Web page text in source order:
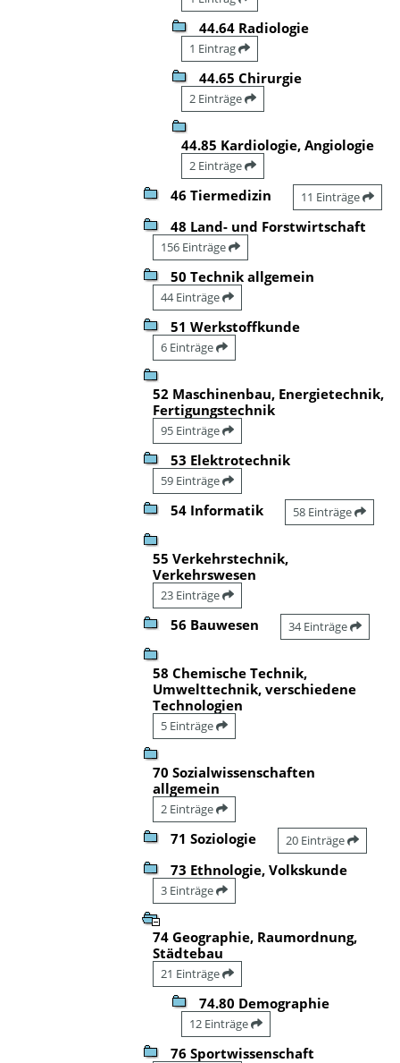
44.64 Radiologie
1 Eintrag
44.65 Chirurgie
2 Einträge
44.85 Kardiologie, Angiologie
2 Einträge
46 Tiermedizin 11 Einträge
48 Land- und Forstwirtschaft
156 Einträge
50 Technik allgemein
44 Einträge
51 Werkstoffkunde
6 Einträge
52 Maschinenbau, Energietechnik,
Fertigungstechnik
95 Einträge
53 Elektrotechnik
59 Einträge
54 Informatik 58 Einträge
55 Verkehrstechnik,
Verkehrswesen
23 Einträge
56 Bauwesen 34 Einträge
58 Chemische Technik,
Umwelttechnik, verschiedene
Technologien
5 Einträge
70 Sozialwissenschaften
allgemein
2 Einträge
71 Soziologie 20 Einträge
73 Ethnologie, Volkskunde
3 Einträge
74 Geographie, Raumordnung,
Städtebau
21 Einträge
74.80 Demographie
12 Einträge
76 Sportwissenschaft